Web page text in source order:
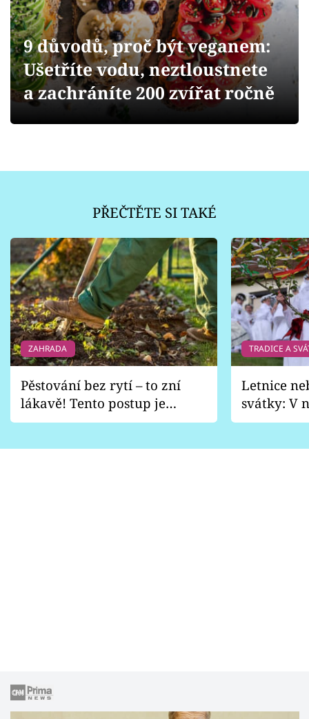
Přihlášení
Sledujte nás
9 důvodů, proč být veganem:
Ušetříte vodu, neztloustnete
a zachráníte 200 zvířat ročně
PŘEČTĚTE SI TAKÉ
ZAHRADA
Pěstování bez rytí – to zní
lákavě! Tento postup je
vhodný jen pro některé
TRADICE A
Letnice
svátky: V
pondělí